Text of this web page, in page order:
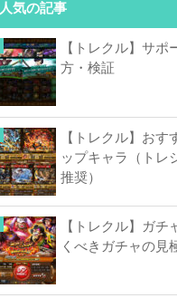
人気の記事
【トレクル】サポ
方・検証
【トレクル】おす
ップキャラ（トレ
推奨）
【トレクル】ガチ
くべきガチャの見